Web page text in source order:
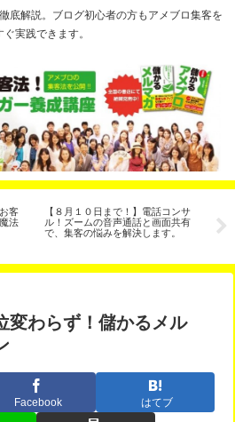
底解説。ブログ初心者の方もアメブロ集客を
ぐ実践できます。
客
法
【８月１０日まで！】電話コンサ
ル！ズームの音声通話と画面共有
で、集客の悩みを解決します。
ェ
た
変わらず！儲かるメル
Facebook はてブ